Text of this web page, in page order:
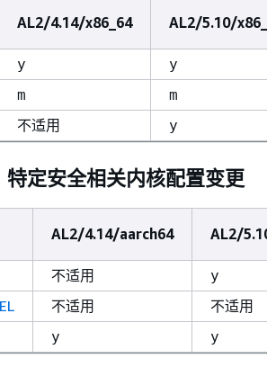
AL2/4.14/x86_64 AL2/5.10/
y y
m m
不适用 y
定安全相关内核配置变更
AL2/4.14/aarch64 AL2/
不适用 y
不适用 不适用
y y